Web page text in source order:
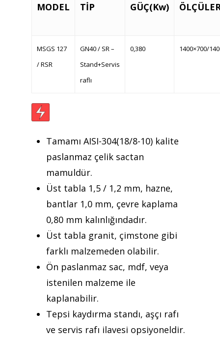
MODEL TİP GÜÇ(Kw)
MSGS 127
/ RSR
GN40 / SR –
Stand+Servis
raflı
0,380 1400×700/
Tamamı AISI-304(18/8-10) kalite
paslanmaz çelik sactan
mamuldür.
Üst tabla 1,5 / 1,2 mm, hazne,
bantlar 1,0 mm, çevre kaplama
0,80 mm kalınlığındadır.
Üst tabla granit, çimstone gibi
farklı malzemeden olabilir.
Ön paslanmaz sac, mdf, veya
istenilen malzeme ile
kaplanabilir.
Tepsi kaydırma standı, aşçı rafı
ve servis rafı ilavesi opsiyoneldir.
Teklif almak için tıklayın
Kurumsal
Ürünler
Referanslar
Teklif Al
İletişim
Mattaş Medikal